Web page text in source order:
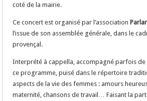
coté de la mairie.
Ce concert est organisé par l’association
l’issue de son assemblée générale, dans le
provençal.
Interprété à cappella, accompagné parfois de
ce programme, puisé dans le répertoire
aspects de la vie des femmes : amours
maternité, chansons de travail… Faisant la